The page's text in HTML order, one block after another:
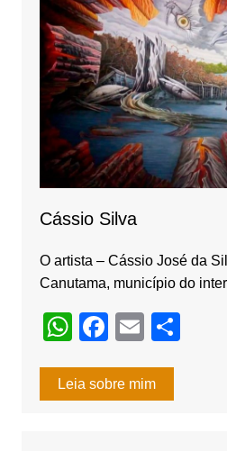
o
k
Cássio Silva
O artista – Cássio José da
Canutama, município do
W
at
F
c
E
ail
Leia sobre mim